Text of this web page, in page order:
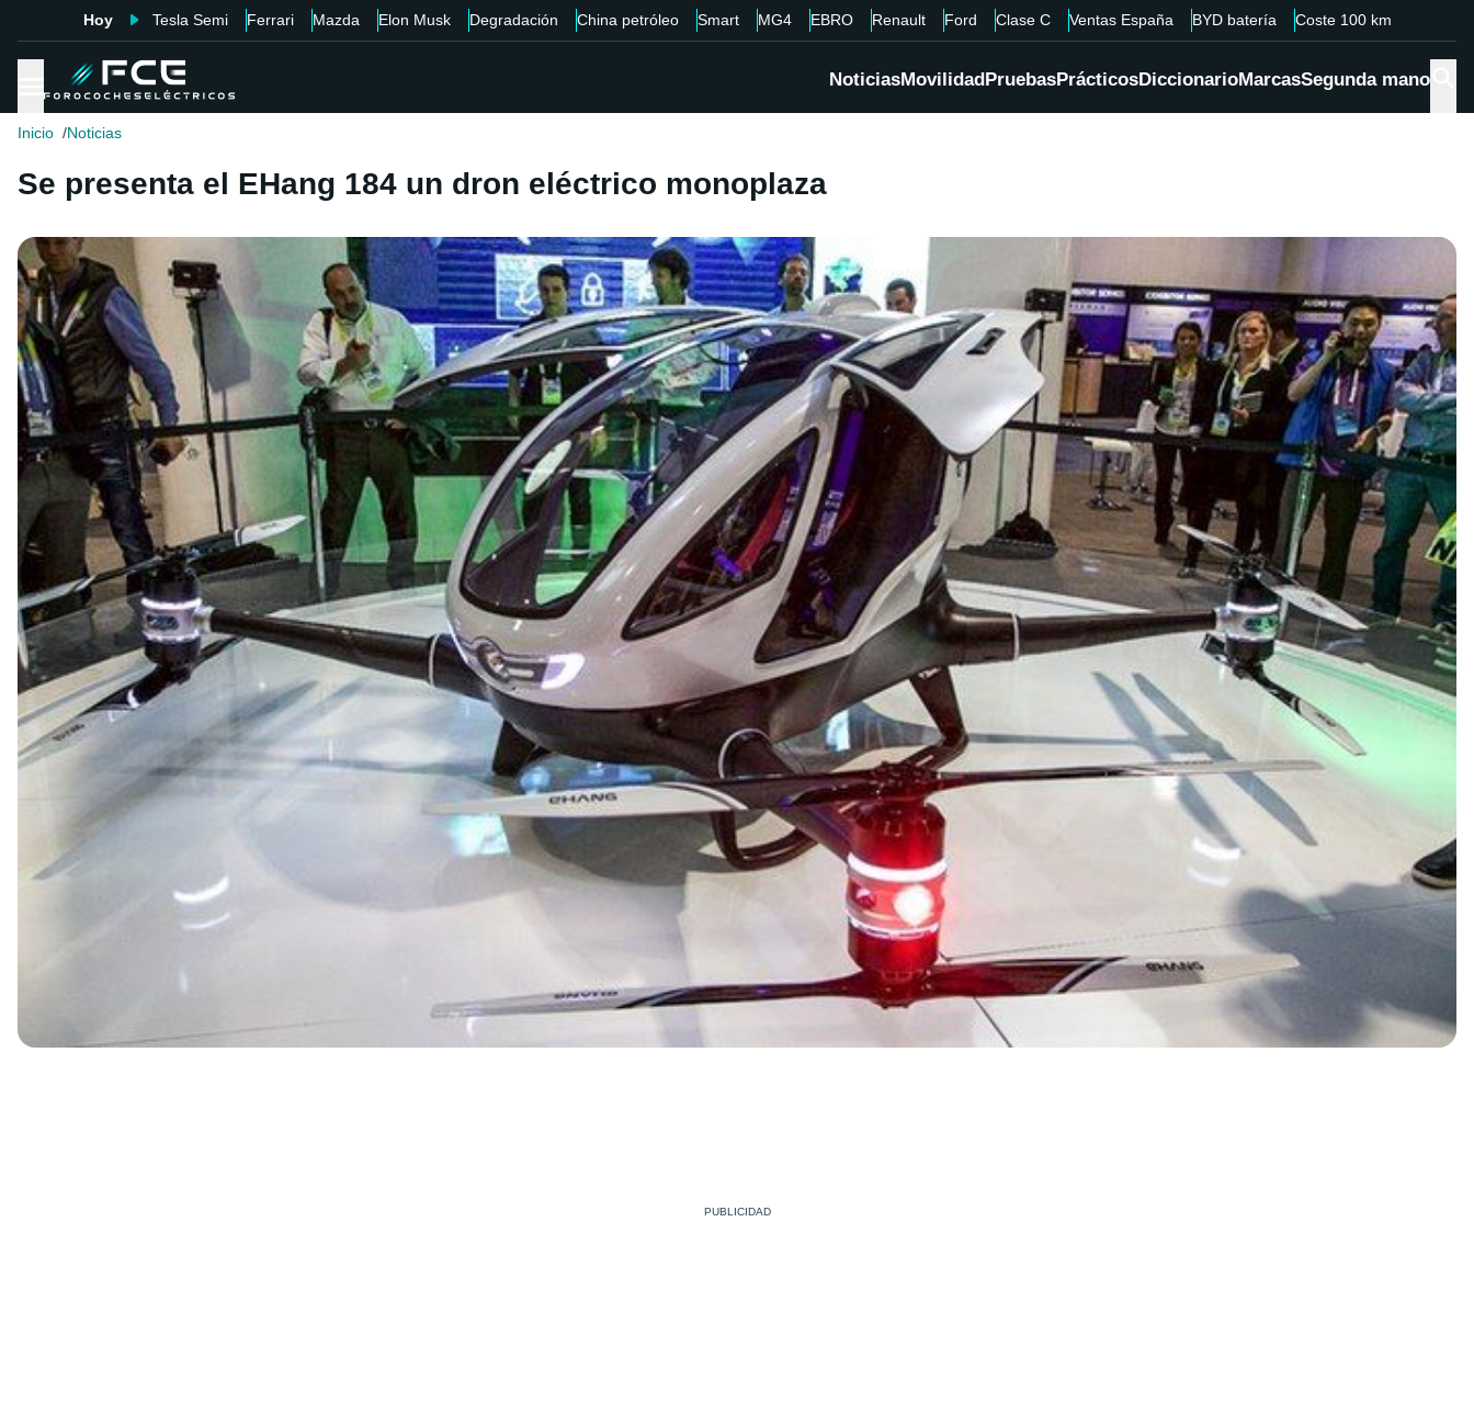
Hoy Tesla Semi Ferrari Mazda Elon Musk Degradación China petróleo Smart MG4 EBRO Renault Ford Clase C Ventas España BYD batería Coste 100 km
NoticiasMovilidadPruebasPrácticosDiccionarioMarcasSegunda mano
Inicio Noticias
Se presenta el EHang 184 un dron eléctrico monoplaza